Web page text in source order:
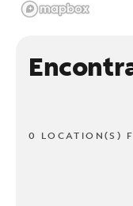
0 LOCATION(S)